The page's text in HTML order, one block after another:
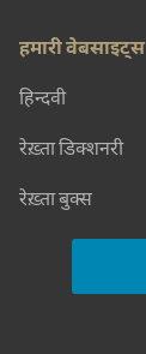
हमारी वेबसाइट्स
हिन्दवी
रेख़्ता डिक्शनरी
रेख़्ता बुक्स